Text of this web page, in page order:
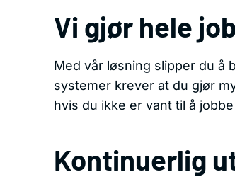
Vi gjør hele
Med vår løsning slipper du å
systemer krever at du gjør
hvis du ikke er vant til å
Kontinuerlig